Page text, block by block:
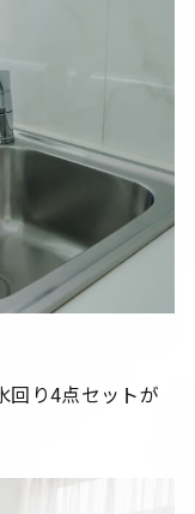
回り4点セットが